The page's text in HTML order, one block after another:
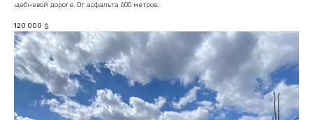
щебневой дороге. От асфальта 600 метров.
120 000 $